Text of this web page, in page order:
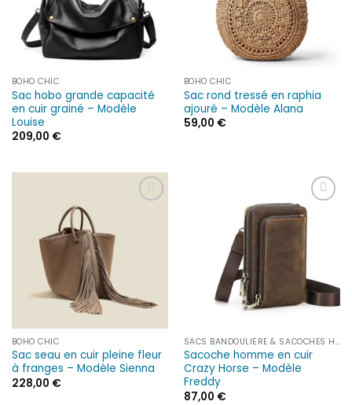
BOHO CHIC
Sac hobo grande capacité
en cuir grainé – Modèle
Louise
209,00 €
BOHO CHIC
Sac rond tressé en raphia
ajouré – Modèle Alana
59,00 €
BOHO CHIC
Sac seau en cuir pleine fleur
à franges – Modèle Sienna
228,00 €
Ajouter
à la liste
SACS BANDOULIÈRE & SACOCHES HOMME
Sacoche homme en cuir
Crazy Horse – Modèle
Freddy
87,00 €